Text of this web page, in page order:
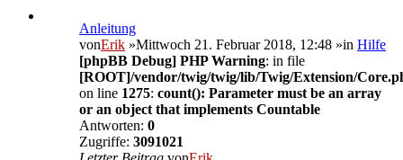
Anleitung
vonErik »Mittwoch 21. Februar 2018, 12:48 »in Hilfe
[phpBB Debug] PHP Warning: in file
[ROOT]/vendor/twig/twig/lib/Twig/Extension/
on line 1275: count(): Parameter must be an array
or an object that implements Countable
Antworten: 0
Zugriffe: 3091021